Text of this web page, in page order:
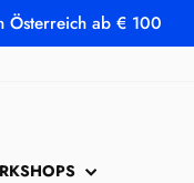
Österreich ab € 100